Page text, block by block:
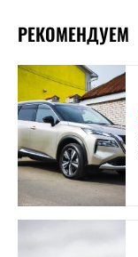
РЕКОМЕНДУЕМ